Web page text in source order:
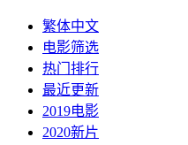
繁体中文
电影筛选
热门排行
最近更新
2019电影
2020新片